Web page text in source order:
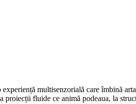
multisenzorială care îmbină
fluide ce animă podeaua, la